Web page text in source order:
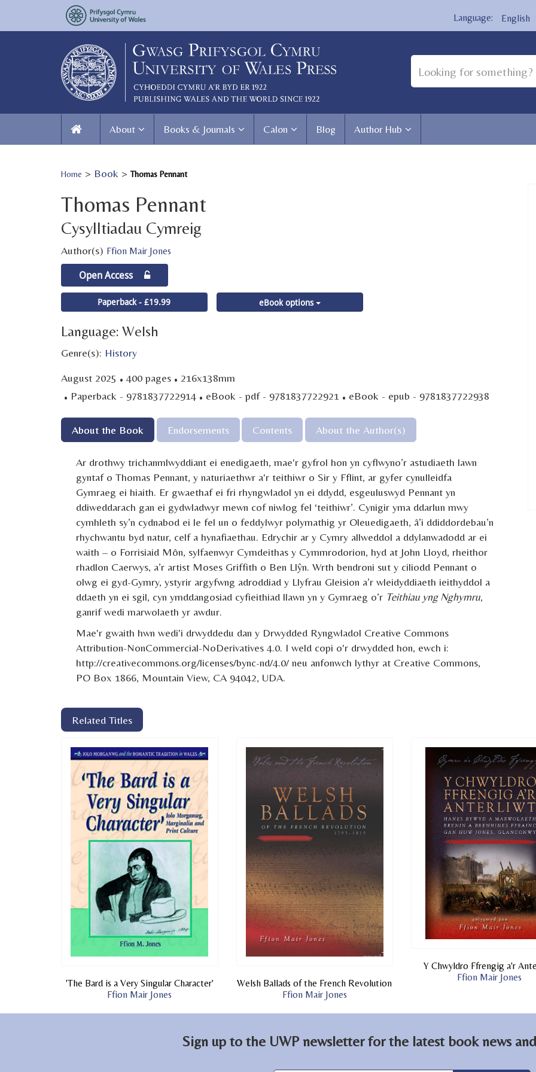
English
About Books & Journals Calon Blog Author Hub
Home > Book >Thomas Pennant
Thomas Pennant
Cysylltiadau Cymreig
Author(s) Ffion Mair Jones
Open Access
Paperback - £19.99 eBook options
Language: Welsh
Genre(s): History
August 2025 · 400 pages · 216x138mm
· Paperback - 9781837722914 · eBook - pdf - 9781837722921 · eBook - epub - 9781837722938
About the Book Endorsements Contents About the Author(s)
Ar drothwy trichanmlwyddiant ei enedigaeth, mae'r gyfrol hon yn cyflwyno’r astudiaeth lawn
gyntaf o Thomas Pennant, y naturiaethwr a'r teithiwr o Sir y Fflint, ar gyfer cynulleidfa
Gymraeg ei hiaith. Er gwaethaf ei fri rhyngwladol yn ei ddydd, esgeuluswyd Pennant yn
ddiweddarach gan ei gydwladwyr mewn cof niwlog fel ‘teithiwr’. Cynigir yma ddarlun mwy
cymhleth sy’n cydnabod ei le fel un o feddylwyr polymathig yr Oleuedigaeth, â’i ddiddordebau’n
rhychwantu byd natur, celf a hynafiaethau. Edrychir ar y Cymry allweddol a ddylanwadodd ar ei
waith – o Forrisiaid Môn, sylfaenwyr Cymdeithas y Cymmrodorion, hyd at John Lloyd, rheithor
rhadlon Caerwys, a’r artist Moses Griffith o Ben Llŷn. Wrth bendroni sut y ciliodd Pennant o
olwg ei gyd-Gymry, ystyrir argyfwng adroddiad y Llyfrau Gleision a’r wleidyddiaeth ieithyddol a
ddaeth yn ei sgil, cyn ymddangosiad cyfieithiad llawn yn y Gymraeg o’r Teithiau yng Nghymru,
ganrif wedi marwolaeth yr awdur.
Mae'r gwaith hwn wedi'i drwyddedu dan y Drwydded Ryngwladol Creative Commons
Attribution-NonCommercial-NoDerivatives 4.0. I weld copi o'r drwydded hon, ewch i:
http://creativecommons.org/licenses/bync-nd/4.0/ neu anfonwch lythyr at Creative Commons,
PO Box 1866, Mountain View, CA 94042, UDA.
Related Titles
'The Bard is a Very Singular Character'
Ffion Mair Jones
Welsh Ballads of the French Revolution
Ffion Mair Jones
Y Chwyldro Ffrengig a'r
Ffion Mair Jones
Sign up to the UWP newsletter for the latest book news